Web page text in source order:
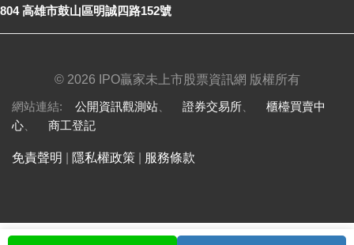
804 高雄市鼓山區明誠四路152號
© 2026 IPO贏家未上市股票資訊網 版權所有
網站連結: 公開資訊觀測站 證券交易所
櫃檯買賣中
心
商工登記
免責聲明 隱私權政策 服務條款